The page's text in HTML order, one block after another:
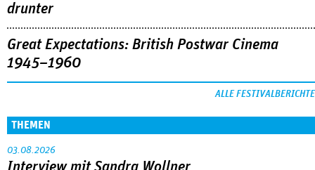
drunter
Great Expectations: British Postwar Cinema
1945–1960
ALLE FESTIVALBERICHTE
THEMEN
03.08.2026